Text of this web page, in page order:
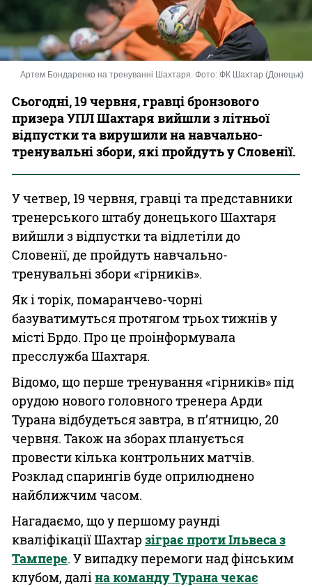
Казино
Артем Бондаренко на тренуванні Шахтаря. Фото: ФК Шахтар (Донецьк)
Сьогодні, 19 червня, гравці бронзового
призера УПЛ Шахтаря вийшли з літньої
відпустки та вирушили на навчально-
тренувальні збори, які пройдуть у Словенії.
У четвер, 19 червня, гравці та представники
тренерського штабу донецького Шахтаря
вийшли з відпустки та відлетіли до
Словенії, де пройдуть навчально-
тренувальні збори «гірників».
Як і торік, помаранчево-чорні
базуватимуться протягом трьох тижнів у
місті Брдо. Про це проінформувала
пресслужба Шахтаря.
Відомо, що перше тренування «гірників» під
орудою нового головного тренера Арди
Турана відбудеться завтра, в пʼятницю, 20
червня. Також на зборах планується
провести кілька контрольних матчів.
Розклад спарингів буде оприлюднено
найближчим часом.
Нагадаємо, що у першому раунді
кваліфікації Шахтар зіграє проти Ільвеса з
Тампере. У випадку перемоги над фінським
клубом, даліна команду Турана чекає